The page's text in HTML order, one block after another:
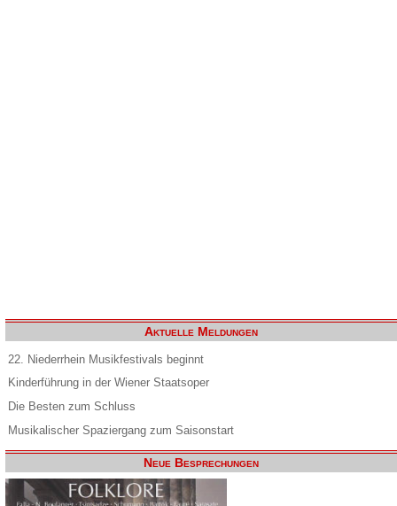
Aktuelle Meldungen
22. Niederrhein Musikfestivals beginnt
Kinderführung in der Wiener Staatsoper
Die Besten zum Schluss
Musikalischer Spaziergang zum Saisonstart
Neue Besprechungen